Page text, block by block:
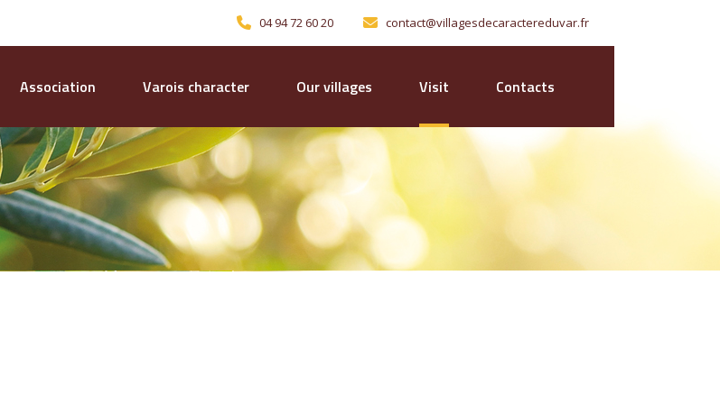
04 94 72 60 20 contact@villagesdecaractereduvar.fr
Association Varois character Our villages Visit Contacts